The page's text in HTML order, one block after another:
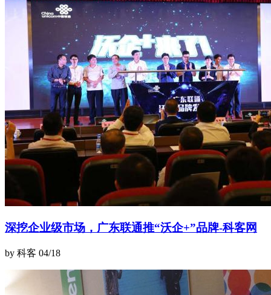
深挖企业级市场，广东联通推“沃企+”品牌-科客网
by 科客 04/18